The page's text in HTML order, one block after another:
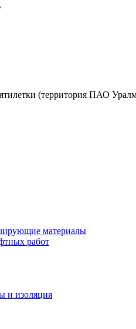
(территория ПАО
материалы
работ
и изоляция